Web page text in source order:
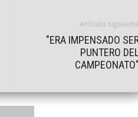
Artículo
"ERA IMPENSADO
PUNTERO